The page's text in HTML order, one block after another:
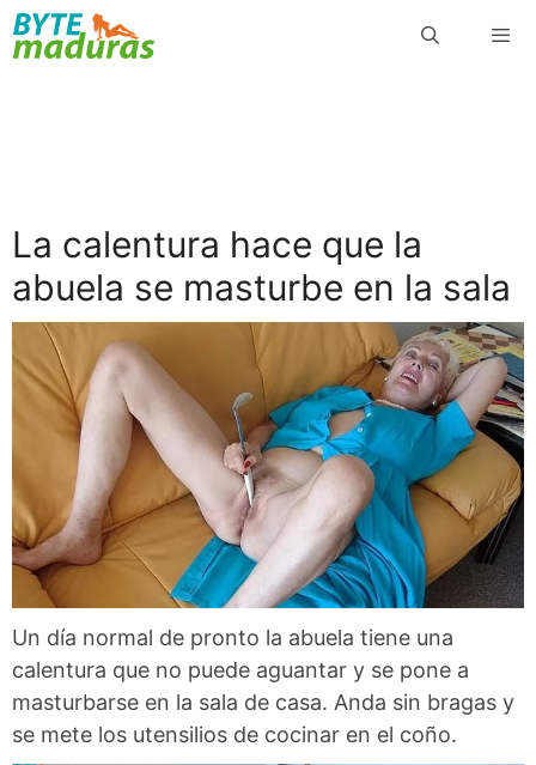
Saltar
al
La calentura hace que la
abuela se masturbe en la sala
Un día normal de pronto la abuela tiene una
calentura que no puede aguantar y se pone a
masturbarse en la sala de casa. Anda sin bragas y
se mete los utensilios de cocinar en el coño.